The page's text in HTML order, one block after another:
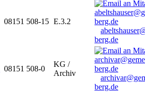
08151 508-15 E.3.2
berg.de
08151 508-0
KG /
Archiv
berg.de